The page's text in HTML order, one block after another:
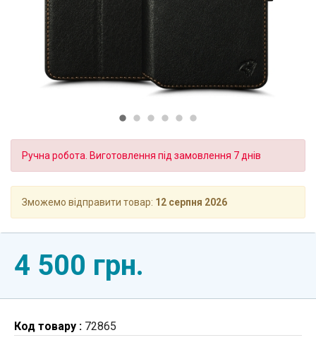
Ручна робота. Виготовлення під замовлення 7 днів
Зможемо відправити товар: 12 серпня 2026
4 500 грн.
Код товару : 72865